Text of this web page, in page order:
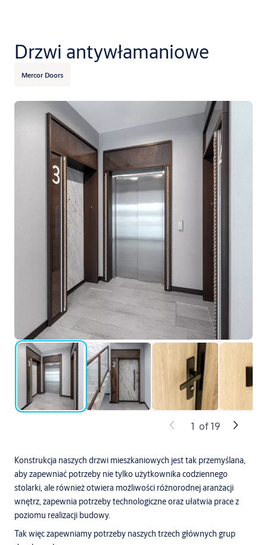
Drzwi antywłamaniowe
Mercor Doors
Konstrukcja naszych drzwi mieszkaniowych jest tak przemyślana,
aby zapewniać potrzeby nie tylko użytkownika codziennego
stolarki, ale również otwiera możliwości różnorodnej aranżacji
wnętrz, zapewnia potrzeby technologiczne oraz ułatwia prace z
poziomu realizacji budowy.
Tak więc zapewniamy potrzeby naszych trzech głównych grup
1 of19